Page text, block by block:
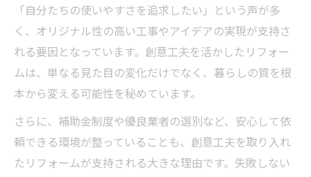
「自分たちの使いやすさを追求したい」という声が多
く、オリジナル性の高い工事やアイデアの実現が支持さ
れる要因となっています。創意工夫を活かしたリフォー
ムは、単なる見た目の変化だけでなく、暮らしの質を根
本から変える可能性を秘めています。
さらに、補助金制度や優良業者の選別など、安心して依
頼できる環境が整っていることも、創意工夫を取り入れ
たリフォームが支持される大きな理由です。失敗しない